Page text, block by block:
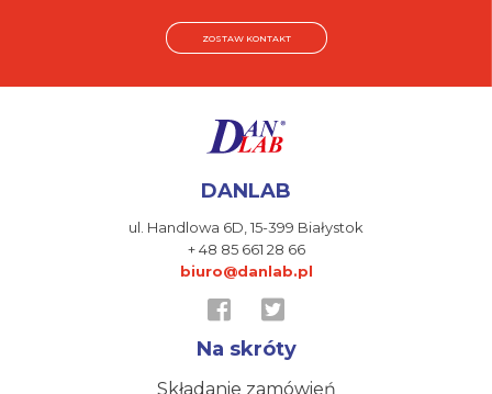
ZOSTAW KONTAKT
DANLAB
ul. Handlowa 6D, 15-399 Białystok
+ 48 85 661 28 66
biuro@danlab.pl
Na skróty
Składanie zamówień